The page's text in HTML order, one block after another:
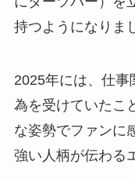
持つようになりま
2025年には、仕
為を受けていたこ
な姿勢でファンに
強い人柄が伝わる